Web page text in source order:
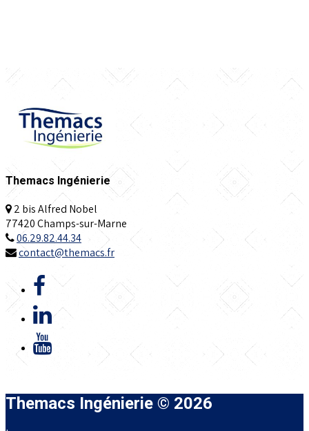
Themacs Ingénierie
2 bis Alfred Nobel
77420 Champs-sur-Marne
06.29.82.44.34
contact@themacs.fr
Themacs Ingénierie © 2026